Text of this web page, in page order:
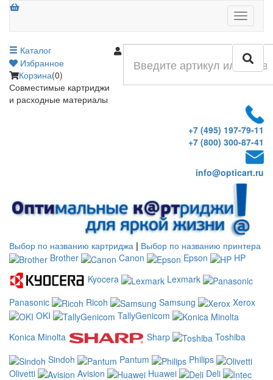
Меню
Каталог
Избранное
Корзина(0)
Совместимые картриджи
и расходные материалы
+7 (495) 197-79-11
+7 (800) 300-87-41
info@opticart.ru
Выбор по названию картриджа | Выбор по названию принтера
Brother
Canon Epson
HP
Kyocera
Lexmark
Panasonic
Ricoh Samsung
Xerox
OKI
TallyGenicom
Konica Minolta
Sharp
Toshiba
Sindoh
Pantum
Philips
Olivetti
Avision Huawei
Deli